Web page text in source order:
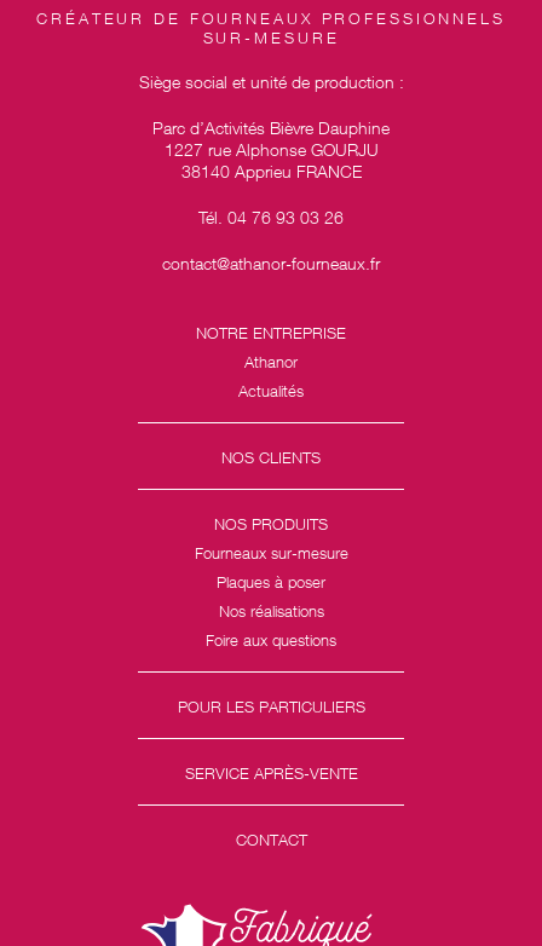
CRÉATEUR DE FOURNEAUX PROFESSIONNELS
SUR-MESURE
Siège social et unité de production :
Parc d’Activités Bièvre Dauphine
1227 rue Alphonse GOURJU
38140 Apprieu FRANCE
Tél. 04 76 93 03 26
contact@athanor-fourneaux.fr
NOTRE ENTREPRISE
Athanor
Actualités
NOS CLIENTS
NOS PRODUITS
Fourneaux sur-mesure
Plaques à poser
Nos réalisations
Foire aux questions
POUR LES PARTICULIERS
SERVICE APRÈS-VENTE
CONTACT